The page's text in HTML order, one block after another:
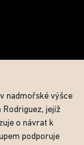
nadmořské výšce
Rodriguez, jejíž
o návrat k
podporuje